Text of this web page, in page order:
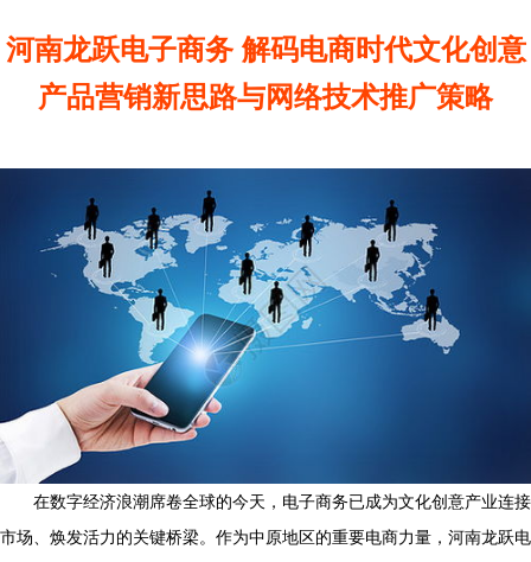
河南龙跃电子商务 解码电商时代文化创意
产品营销新思路与网络技术推广策略
在数字经济浪潮席卷全球的今天，电子商务已成为文化创意产业连接
市场、焕发活力的关键桥梁。作为中原地区的重要电商力量，河南龙跃电